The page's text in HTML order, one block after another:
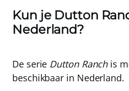
Kun je Dutton
Nederland?
De serie Dutton Ranchis
beschikbaar in Nederland.